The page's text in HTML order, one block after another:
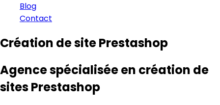
Blog
Contact
Création de site Prestashop
Agence spécialisée en création de
sites Prestashop